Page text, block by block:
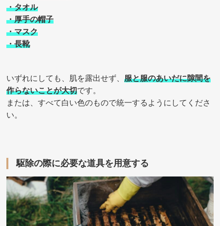
・タオル
・厚手の帽子
・マスク
・長靴
いずれにしても、肌を露出せず、服と服のあいだに隙間を
作らないことが大切です。
または、すべて白い色のもので統一するようにしてくださ
い。
駆除の際に必要な道具を用意する